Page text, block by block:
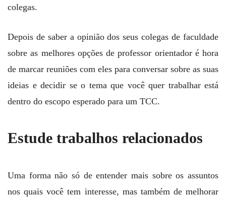
colegas.
Depois de saber a opinião dos seus colegas de faculdade
sobre as melhores opções de professor orientador é hora
de marcar reuniões com eles para conversar sobre as suas
ideias e decidir se o tema que você quer trabalhar está
dentro do escopo esperado para um TCC.
Estude trabalhos relacionados
Uma forma não só de entender mais sobre os assuntos
nos quais você tem interesse, mas também de melhorar